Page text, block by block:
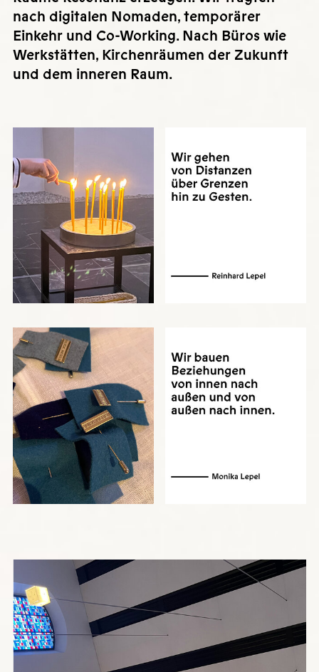
nach digitalen Nomaden, temporärer
Einkehr und Co-Working. Nach Büros wie
Werkstätten, Kirchenräumen der Zukunft
und dem inneren Raum.